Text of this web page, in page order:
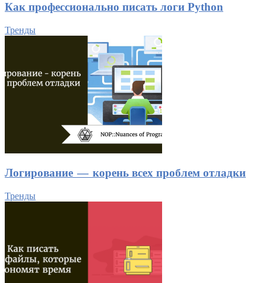
Как профессионально писать логи Python
Тренды
Логирование — корень всех проблем отладки
Тренды